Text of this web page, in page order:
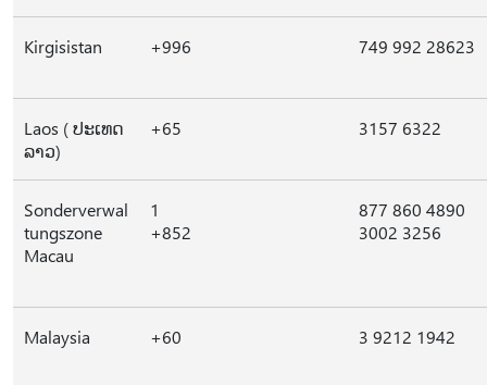
Kirgisistan +996 749 992 28623
Laos ( ປະເທດ
ລາວ)
+65 3157 6322
Sonderverwal
tungszone
Macau
1
+852
877 860 4890
3002 3256
Malaysia +60 3 9212 1942